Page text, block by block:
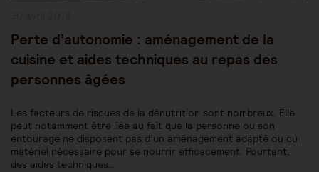
Perte d’autonomie : aménagement de la
cuisine et aides techniques au repas des
personnes âgées
Les facteurs de risques de la dénutrition sont nombreux. Elle
peut notamment être liée au fait que la personne ou son
entourage ne disposent pas d’un aménagement adapté ou du
matériel nécessaire pour se nourrir efficacement. Pourtant,
des aides techniques…